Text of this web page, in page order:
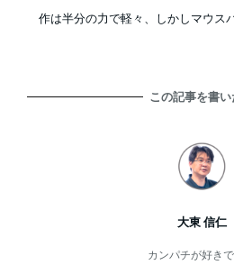
作は半分の力で軽々、しかしマウス
この記事を書い
大東 信仁
カンパチが好きで